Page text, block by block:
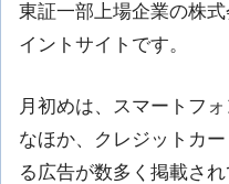
東証一部上場企業の株
イントサイトです。
月初めは、スマートフ
なほか、クレジットカ
る広告が数多く掲載され